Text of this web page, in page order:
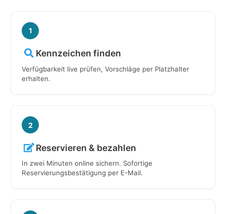
1
Kennzeichen finden
Verfügbarkeit live prüfen, Vorschläge per Platzhalter
erhalten.
2
Reservieren & bezahlen
In zwei Minuten online sichern. Sofortige
Reservierungsbestätigung per E-Mail.